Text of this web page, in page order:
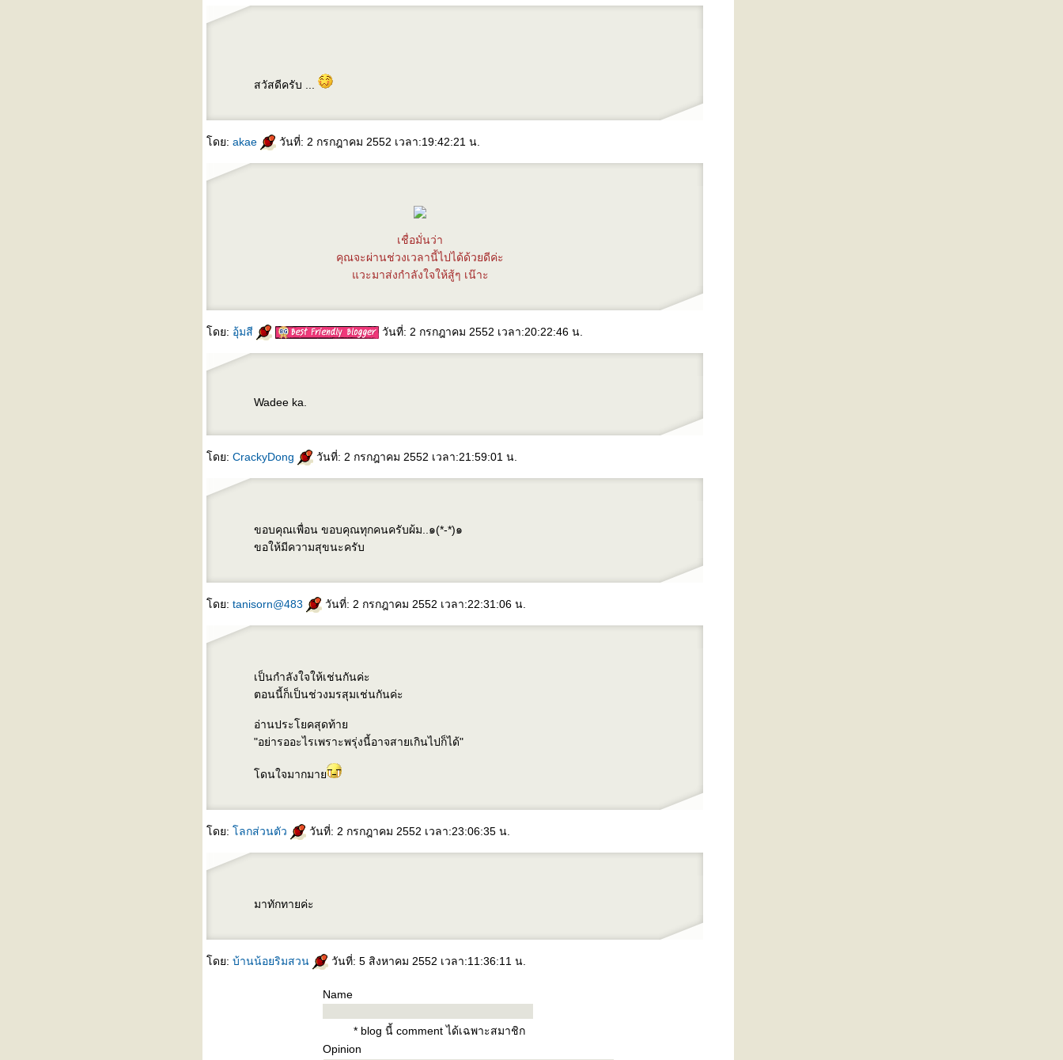
สวัสดีครับ ...
ดย: akae วันที่: 2 กรกฎาคม 2552 เวลา:19:42:21 น.
เชื่อมั่นว่า
คุณจะผ่านช่วงเวลานี้ไปได้ด้วยดีค่ะ
วะมาส่งกำลังใจให้สู้ๆ เน๊าะ
ดย: อุ้มสี วันที่: 2 กรกฎาคม 2552 เวลา:20:22:46 น.
Wadee ka.
ดย: CrackyDong วันที่: 2 กรกฎาคม 2552 เวลา:21:59:01 น.
ขอบคุณเพื่อน ขอบคุณทุกคนครับผ้ม..๑(*-*)๑
ขอให้มีความสุขนะครับ
ดย: tanisorn@483 วันที่: 2 กรกฎาคม 2552 เวลา:22:31:06 น.
เป็นกำลังใจให้เช่นกันค่ะ
ตอนนี้ก็เป็นช่วงมรสุมเช่นกันค่ะ
อ่านประโยคสุดท้า
"อย่ารออะไรเพราะพรุ่งนี้อาจสายเกินไปก็ได้"
ดนใจมากมา
ดย: ลกส่วนตัว วันที่: 2 กรกฎาคม 2552 เวลา:23:06:35 น.
มาทักทายค่ะ
ดย: บ้านน้อยริมสวน วันที่: 5 สิงหาคม 2552 เวลา:11:36:11 น.
Name
* blog นี้ comment ได้เฉพาะสมาชิก
Opinion